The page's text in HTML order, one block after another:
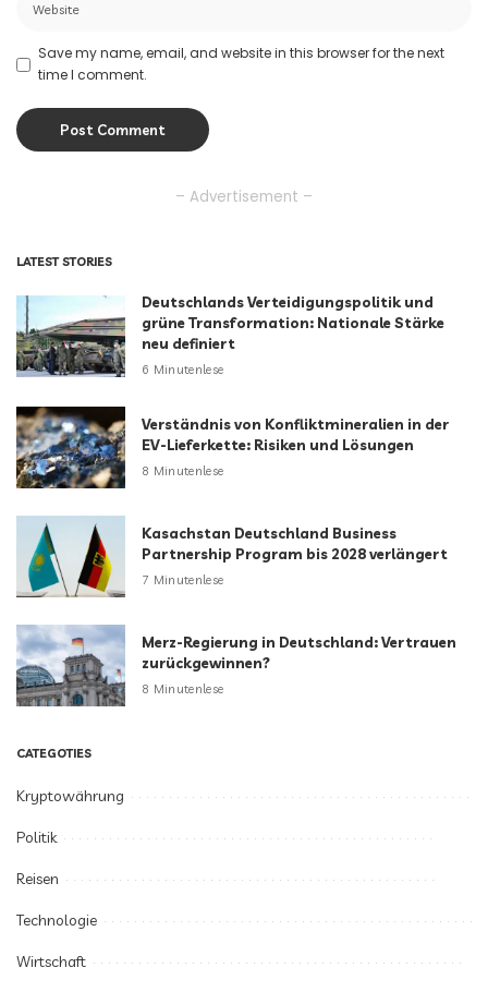
Save my name, email, and website in this browser for the next
time I comment.
– Advertisement –
LATEST STORIES
Deutschlands Verteidigungspolitik und
grüne Transformation: Nationale Stärke
neu definiert
6 Minutenlese
Verständnis von Konfliktmineralien in der
EV-Lieferkette: Risiken und Lösungen
8 Minutenlese
Kasachstan Deutschland Business
Partnership Program bis 2028 verlängert
7 Minutenlese
Merz-Regierung in Deutschland: Vertrauen
zurückgewinnen?
8 Minutenlese
CATEGOTIES
Kryptowährung
Politik
Reisen
Technologie
Wirtschaft